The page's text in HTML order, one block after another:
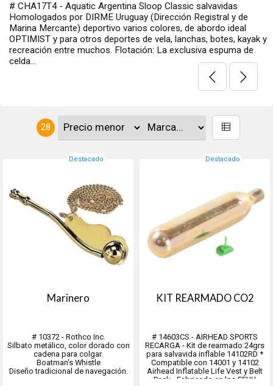
y de
ideal
botes, kayak y
espuma de
# CHA17T10 - Aquatic Argentina Sloop
Homologados por DIRME Uruguay (Dirección
Marina Mercante) deportivo de abordo para
lanchas, botes, kayak y recreación entre
exclusiva espuma de celda cerrada permite
28
Destacado
Marinero
# 10372 - Rothco Inc.
Silbato metálico, color dorado con
cadena para colgar.
Boatman's Whistle
Diseño tradicional de navegación.
Destacado
KIT REARMADO CO2
# 14603CS - AIRHEAD SPORTS
RECARGA - Kit de rearmado 24grs
para salvavida inflable 14102RD *
Compatible con 14001 y 14102
Airhead Inflatable Life Vest y Belt
Pack - Fabricado en los EEUU